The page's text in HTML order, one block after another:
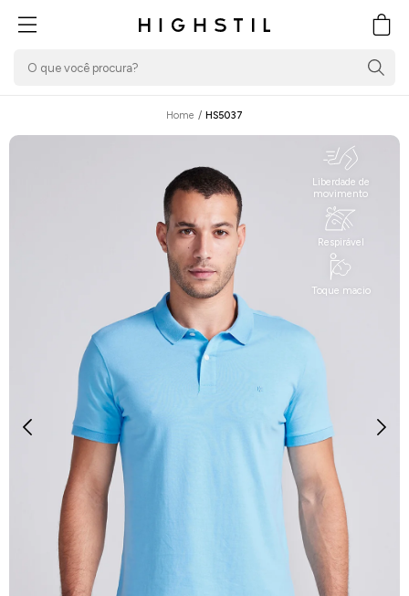
Home / HS5037
Liberdade de
movimento
Respirável
Toque macio